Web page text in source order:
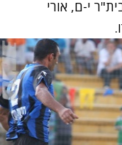
י-ם, אורי